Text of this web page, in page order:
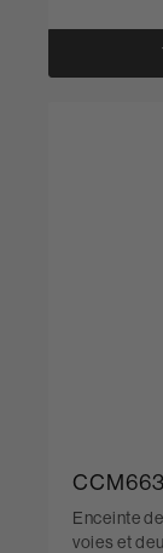
Enceinte
voies et